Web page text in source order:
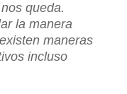
queda.
la manera
maneras
incluso